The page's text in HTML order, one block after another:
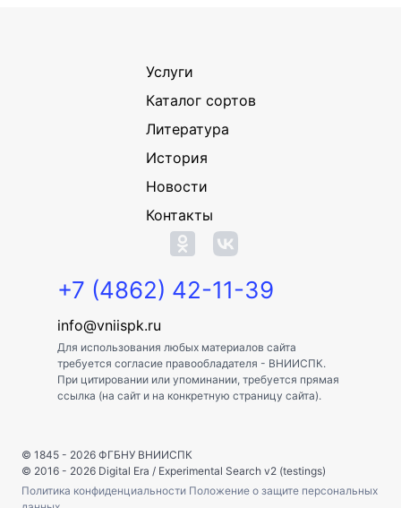
Услуги
Каталог сортов
Литература
История
Новости
Контакты
+7 (4862) 42-11-39
info@vniispk.ru
Для использования любых материалов сайта
требуется согласие правообладателя - ВНИИСПК.
При цитировании или упоминании, требуется прямая
ссылка (на сайт и на конкретную страницу сайта).
© 1845 - 2026 ФГБНУ ВНИИСПК
© 2016 - 2026 Digital Era / Experimental Search v2 (testings)
Политика конфиденциальности Положение о защите персональных